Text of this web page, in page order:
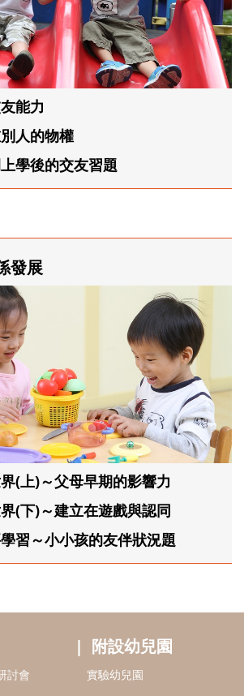
發展
(上)～父母早期的影響力
(下)～建立在遊戲與認同
習～小小孩的友伴狀況題
能力
人的物權
學後的交友習題
討會
附設幼兒園
實驗幼兒園